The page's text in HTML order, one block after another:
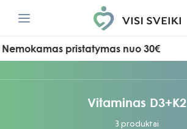
pristatymas nuo 30€
Vitaminas D3+K2
3 produktai